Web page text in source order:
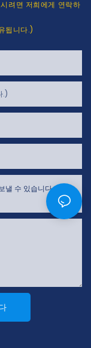
려면 저희에게 연락하
됩니다.)
.)
수 있습니다. 당사